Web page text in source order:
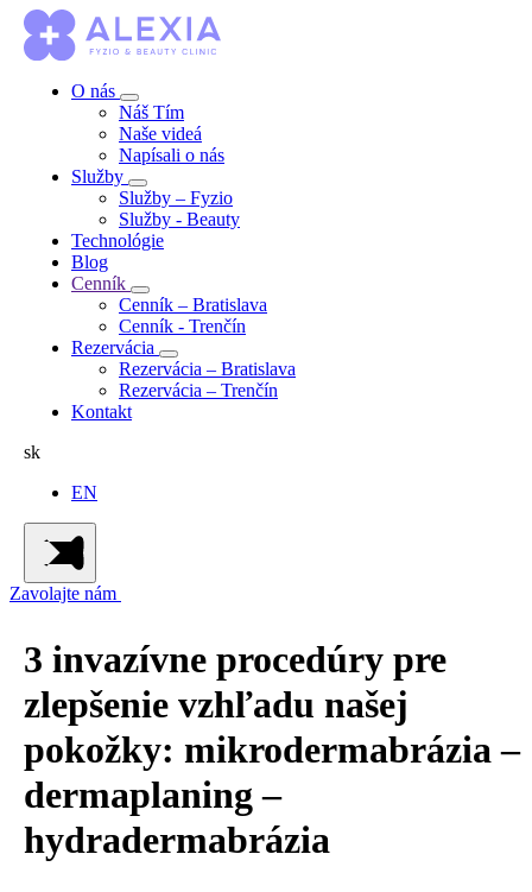
O nás
Náš Tím
Naše videá
Napísali o nás
Služby
Služby – Fyzio
Služby - Beauty
Technológie
Blog
Cenník
Cenník – Bratislava
Cenník - Trenčín
Rezervácia
Rezervácia – Bratislava
Rezervácia – Trenčín
Kontakt
sk
EN
Zavolajte nám
3 invazívne procedúry pre
zlepšenie vzhľadu našej
pokožky: mikrodermabrázia –
dermaplaning –
hydradermabrázia